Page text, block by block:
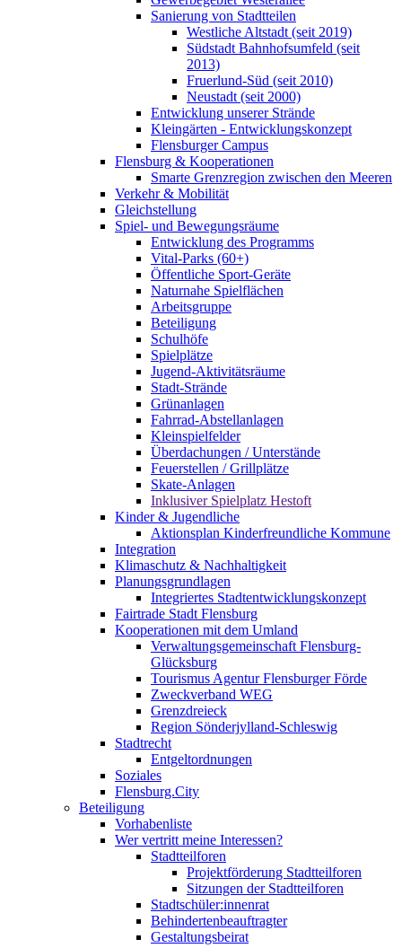
Sanierung von Stadtteilen
Westliche Altstadt (seit 2019)
Südstadt Bahnhofsumfeld (seit
2013)
Fruerlund-Süd (seit 2010)
Neustadt (seit 2000)
Entwicklung unserer Strände
Kleingärten - Entwicklungskonzept
Flensburger Campus
Flensburg & Kooperationen
Smarte Grenzregion zwischen den Meeren
Verkehr & Mobilität
Gleichstellung
Spiel- und Bewegungsräume
Entwicklung des Programms
Vital-Parks (60+)
Öffentliche Sport-Geräte
Naturnahe Spielflächen
Arbeitsgruppe
Beteiligung
Schulhöfe
Spielplätze
Jugend-Aktivitätsräume
Stadt-Strände
Grünanlagen
Fahrrad-Abstellanlagen
Kleinspielfelder
Überdachungen / Unterstände
Feuerstellen / Grillplätze
Skate-Anlagen
Inklusiver Spielplatz Hestoft
Kinder & Jugendliche
Aktionsplan Kinderfreundliche Kommune
Integration
Klimaschutz & Nachhaltigkeit
Planungsgrundlagen
Integriertes Stadtentwicklungskonzept
Fairtrade Stadt Flensburg
Kooperationen mit dem Umland
Verwaltungsgemeinschaft Flensburg-
Glücksburg
Tourismus Agentur Flensburger Förde
Zweckverband WEG
Grenzdreieck
Region Sönderjylland-Schleswig
Stadtrecht
Entgeltordnungen
Soziales
Flensburg.City
Beteiligung
Vorhabenliste
Wer vertritt meine Interessen?
Stadtteilforen
Projektförderung Stadtteilforen
Sitzungen der Stadtteilforen
Stadtschüler:innenrat
Behindertenbeauftragter
Gestaltungsbeirat